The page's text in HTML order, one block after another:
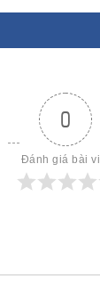
0
Đánh giá bài